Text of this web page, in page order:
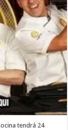
tendrá 24